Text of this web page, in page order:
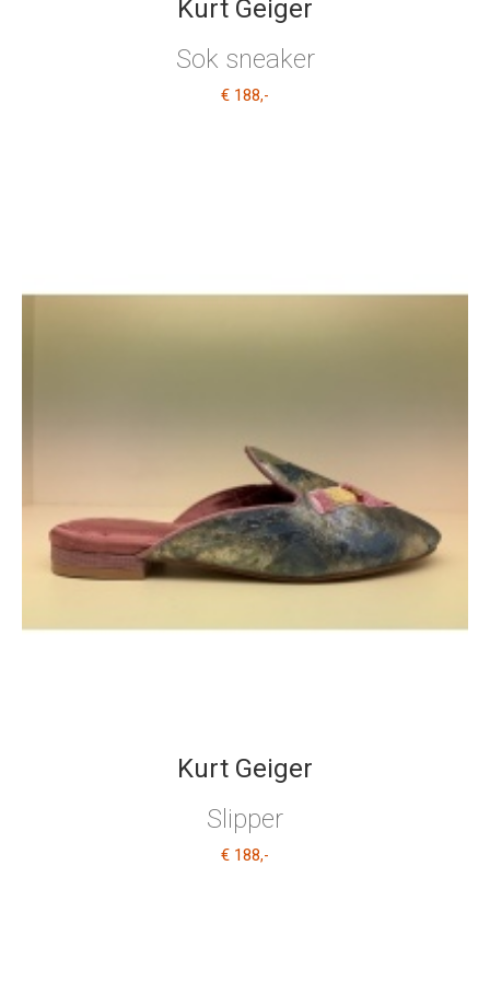
Kurt Geiger
Sok sneaker
€ 188,-
Kurt Geiger
Slipper
€ 188,-